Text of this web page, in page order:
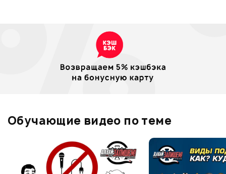
Обучающие видео по теме